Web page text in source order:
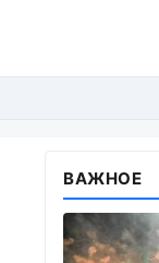
ВАЖНОЕ